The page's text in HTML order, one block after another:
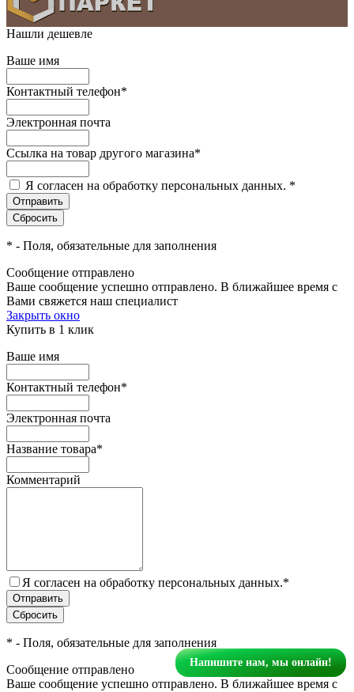
Нашли дешевле
Ваше имя
Контактный телефон*
Электронная почта
Ссылка на товар другого магазина*
Я согласен на обработку персональных данных. *
* - Поля, обязательные для заполнения
Сообщение отправлено
Ваше сообщение успешно отправлено. В ближайшее время с
Вами свяжется наш специалист
Закрыть окно
Купить в 1 клик
Ваше имя
Контактный телефон*
Электронная почта
Название товара*
Комментарий
Я согласен на обработку персональных данных.*
* - Поля, обязательные для заполнения
Сообщение отправлено
Ваше сообщение успешно отправлено. В ближайшее время с
Напишите нам, мы онлайн!